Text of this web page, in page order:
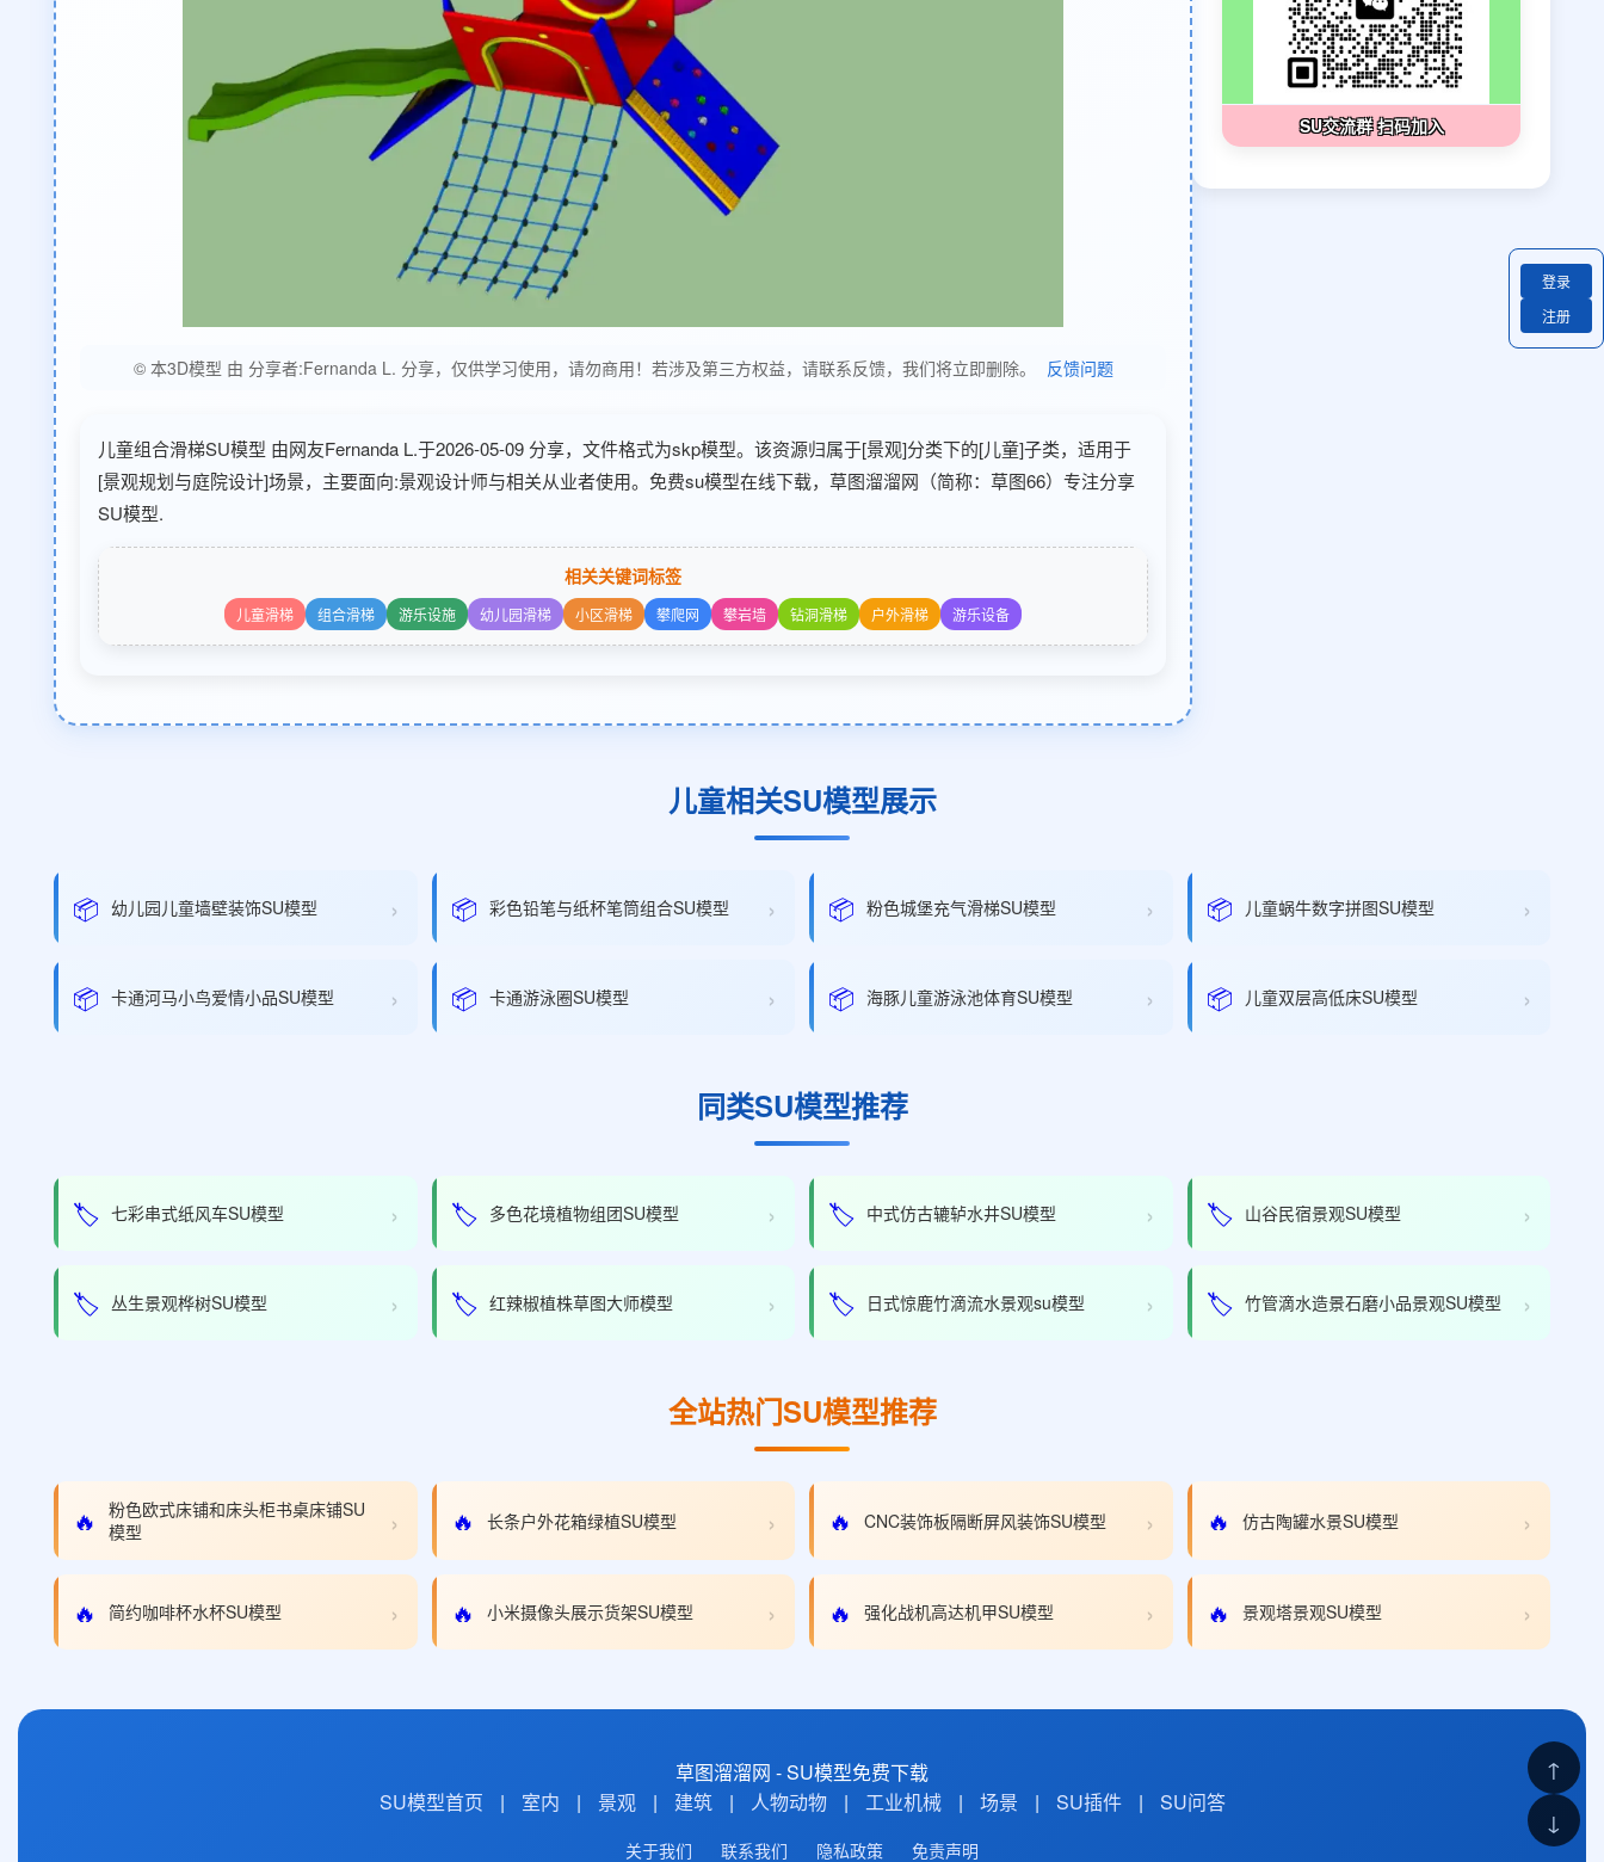
© 本3D模型 由 分享者:Fernanda L. 分享，仅供学习使用，请勿商用！若涉及第三方权益，请联系反馈，我们将立即删除。 反馈问题
儿童组合滑梯SU模型 由网友Fernanda L.于2026-05-09 分享，文件格式为skp模型。该资源归属于[景观]分类下的[儿童]子类，适用于
[景观规划与庭院设计]场景，主要面向:景观设计师与相关从业者使用。免费su模型在线下载，草图溜溜网（简称：草图66）专注分享
SU模型.
相关关键词标签
儿童滑梯 组合滑梯 游乐设施 幼儿园滑梯 小区滑梯 攀爬网 攀岩墙 钻洞滑梯 户外滑梯 游乐设备
SU交流群 扫码加入
儿童相关SU模型展示
📦 幼儿园儿童墙壁装饰SU模型 › 📦 彩色铅笔与纸杯笔筒组合SU模型 › 📦 粉色城堡充气滑梯SU模型 › 📦 儿童蜗牛数字拼图SU模型 ›
📦 卡通河马小鸟爱情小品SU模型 › 📦 卡通游泳圈SU模型 › 📦 海豚儿童游泳池体育SU模型 › 📦 儿童双层高低床SU模型 ›
同类SU模型推荐
🏷️ 七彩串式纸风车SU模型 › 🏷️ 多色花境植物组团SU模型 › 🏷️ 中式仿古辘轳水井SU模型 › 🏷️ 山谷民宿景观SU模型 ›
🏷️ 丛生景观桦树SU模型 › 🏷️ 红辣椒植株草图大师模型 › 🏷️ 日式惊鹿竹滴流水景观su模型 › 🏷️ 竹管滴水造景石磨小品景观SU模型 ›
全站热门SU模型推荐
🔥
粉色欧式床铺和床头柜书桌床铺SU
模型
› 🔥 长条户外花箱绿植SU模型 › 🔥 CNC装饰板隔断屏风装饰SU模型 › 🔥 仿古陶罐水景SU模型 ›
🔥 简约咖啡杯水杯SU模型 › 🔥 小米摄像头展示货架SU模型 › 🔥 强化战机高达机甲SU模型 › 🔥 景观塔景观SU模型 ›
草图溜溜网 - SU模型免费下载
SU模型首页
| 室内 | 景观 | 建筑 | 人物动物 | 工业机械 | 场景 | SU插件 | SU问答
关于我们 联系我们 隐私政策 免责声明
↑
↓
登录
注册